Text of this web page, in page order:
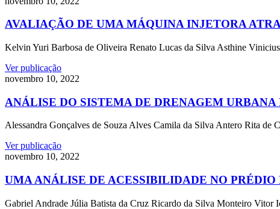
AVALIAÇÃO DE UMA MÁQUINA INJETORA
Kelvin Yuri Barbosa de Oliveira Renato Lucas da Silva Asthine
Ver publicação
novembro 10, 2022
ANÁLISE DO SISTEMA DE DRENAGEM
Alessandra Gonçalves de Souza Alves Camila da Silva Antero Rita de
Ver publicação
novembro 10, 2022
UMA ANÁLISE DE ACESSIBILIDADE NO
Gabriel Andrade Júlia Batista da Cruz Ricardo da Silva Monteiro Vitor